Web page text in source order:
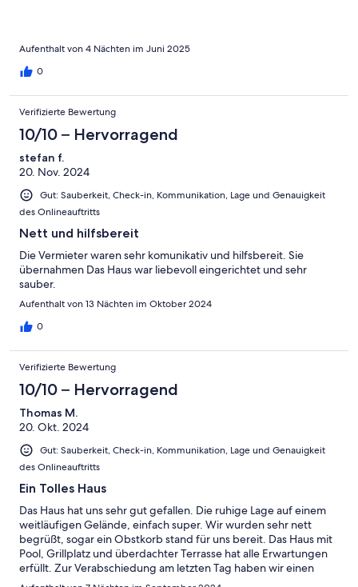
Aufenthalt von 4 Nächten im Juni 2025
0
Verifizierte Bewertung
10/10 – Hervorragend
stefan f.
20. Nov. 2024
Gut: Sauberkeit, Check-in, Kommunikation, Lage und Genauigkeit
des Onlineauftritts
Nett und hilfsbereit
Die Vermieter waren sehr komunikativ und hilfsbereit. Sie
übernahmen Das Haus war liebevoll eingerichtet und sehr
sauber.
Aufenthalt von 13 Nächten im Oktober 2024
0
Verifizierte Bewertung
10/10 – Hervorragend
Thomas M.
20. Okt. 2024
Gut: Sauberkeit, Check-in, Kommunikation, Lage und Genauigkeit
des Onlineauftritts
Ein Tolles Haus
Das Haus hat uns sehr gut gefallen. Die ruhige Lage auf einem
weitläufigen Gelände, einfach super. Wir wurden sehr nett
begrüßt, sogar ein Obstkorb stand für uns bereit. Das Haus mit
Pool, Grillplatz und überdachter Terrasse hat alle Erwartungen
erfüllt. Zur Verabschiedung am letzten Tag haben wir einen
Online Übersetzer bemüht um uns mit dem Gastgeber zu